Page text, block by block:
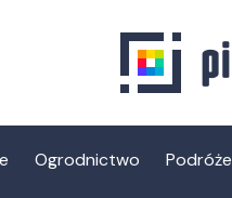
Ogrodnictwo Podróże